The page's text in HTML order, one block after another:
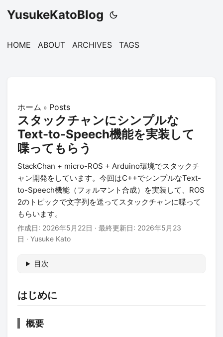
YusukeKatoBlog
HOME ABOUT ARCHIVES TAGS
ホーム » Posts
スタックチャンにシンプルな
Text-to-Speech機能を実装して
喋ってもらう
StackChan + micro-ROS + Arduino環境でスタックチ
ャン開発をしています。今回はC++でシンプルなText-
to-Speech機能（フォルマント合成）を実装して、ROS
2のトピックで文字列を送ってスタックチャンに喋って
もらいます。
作成日: 2026年5月22日 · 最終更新日: 2026年5月23
日 · Yusuke Kato
目次
はじめに
概要